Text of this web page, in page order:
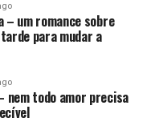
– um romance sobre
para mudar a
nem todo amor precisa